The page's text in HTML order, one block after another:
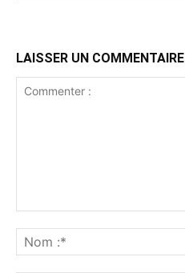
LAISSER UN COMMENTAIRE